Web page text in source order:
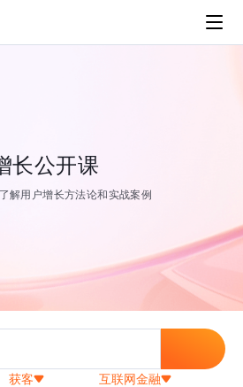
长公开课
解用户增长方法论和实战案例
获客 互联网金融